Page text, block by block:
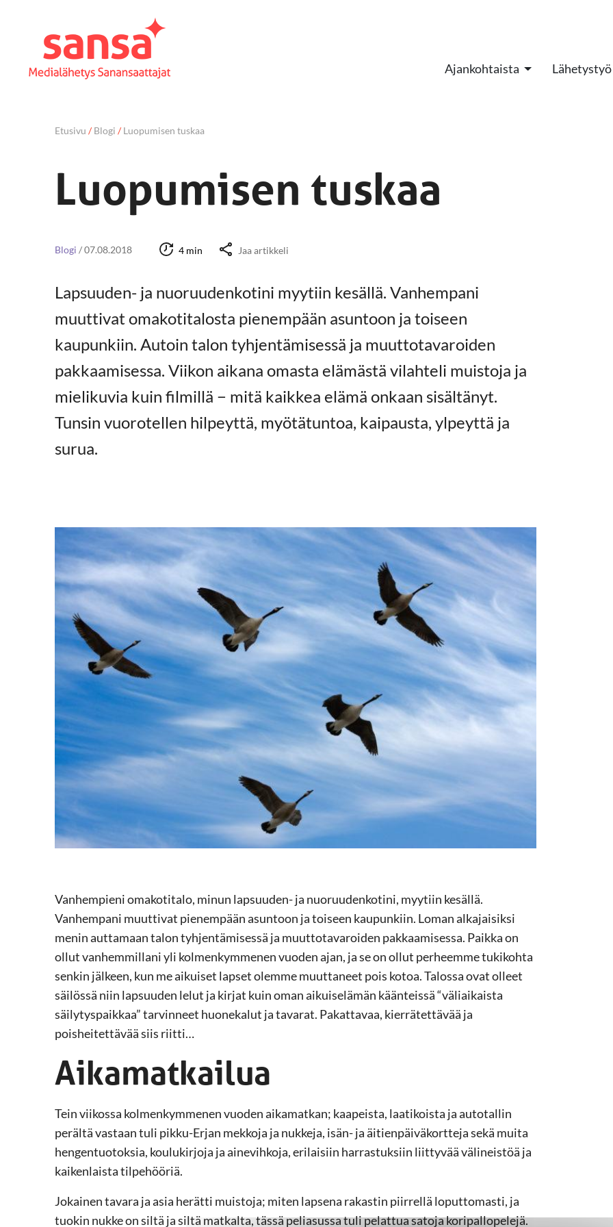
Ajankohtaista Lähetystyö
Etusivu /Blogi /Luopumisen tuskaa
Luopumisen tuskaa
Blogi /07.08.2018 4 min Jaa artikkeli
Lapsuuden- ja nuoruudenkotini myytiin kesällä. Vanhempani
muuttivat omakotitalosta pienempään asuntoon ja toiseen
kaupunkiin. Autoin talon tyhjentämisessä ja muuttotavaroiden
pakkaamisessa. Viikon aikana omasta elämästä vilahteli muistoja ja
mielikuvia kuin filmillä − mitä kaikkea elämä onkaan sisältänyt.
Tunsin vuorotellen hilpeyttä, myötätuntoa, kaipausta, ylpeyttä ja
surua.
Vanhempieni omakotitalo, minun lapsuuden- ja nuoruudenkotini, myytiin kesällä.
Vanhempani muuttivat pienempään asuntoon ja toiseen kaupunkiin. Loman alkajaisiksi
menin auttamaan talon tyhjentämisessä ja muuttotavaroiden pakkaamisessa. Paikka on
ollut vanhemmillani yli kolmenkymmenen vuoden ajan, ja se on ollut perheemme tukikohta
senkin jälkeen, kun me aikuiset lapset olemme muuttaneet pois kotoa. Talossa ovat olleet
säilössä niin lapsuuden lelut ja kirjat kuin oman aikuiselämän käänteissä “väliaikaista
säilytyspaikkaa” tarvinneet huonekalut ja tavarat. Pakattavaa, kierrätettävää ja
poisheitettävää siis riitti…
Aikamatkailua
Tein viikossa kolmenkymmenen vuoden aikamatkan; kaapeista, laatikoista ja autotallin
perältä vastaan tuli pikku-Erjan mekkoja ja nukkeja, isän- ja äitienpäiväkortteja sekä muita
hengentuotoksia, koulukirjoja ja ainevihkoja, erilaisiin harrastuksiin liittyvää välineistöä ja
kaikenlaista tilpehööriä.
Jokainen tavara ja asia herätti muistoja; miten lapsena rakastin piirrellä loputtomasti, ja
tuokin nukke on siltä ja siltä matkalta, tässä peliasussa tuli pelattua satoja koripallopelejä.